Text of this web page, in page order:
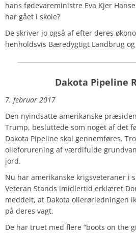
hans fødevareministre Eva Kjer
har gået i skole?
De skriver jo også af efter deres
henholdsvis Bæredygtigt Landbrug
Dakota Pipeline
7. februar 2017
Den nyindsatte amerikanske
Trump, besluttede som noget af det
Dakota Pipeline skal gennemføres.
olieforurening af værdifulde
jord.
Nu har amerikanske krigsveteraner i
Veteran Stands imidlertid erklæret
meddelt, at Dakota olierørledningen
på deres vagt.
De har truet med flere “boots on the